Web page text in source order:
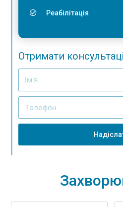
Реабілітація
Отримати